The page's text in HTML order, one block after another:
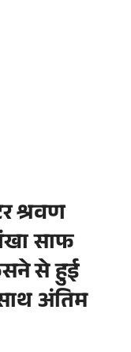
श्रवण
साफ
से हुई
अंतिम